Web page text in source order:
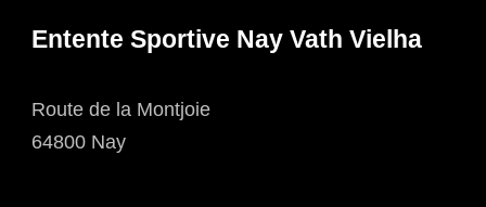
Entente Sportive Nay Vath Vielha
Route de la Montjoie
64800 Nay